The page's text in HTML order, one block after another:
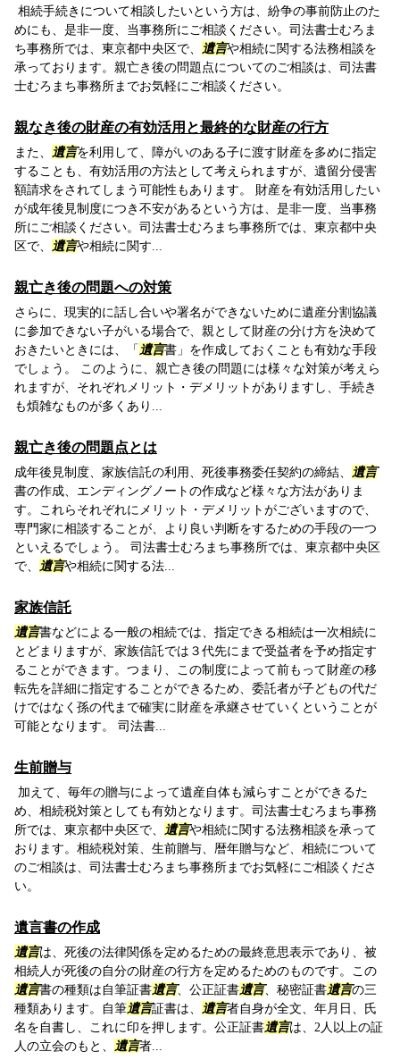
相続手続きについて相談したいという方は、紛争の事前防止のた
めにも、是非一度、当事務所にご相談ください。司法書士むろま
ち事務所では、東京都中央区で、
遺言や相続に関する法務相談を
承っております。親亡き後の問題点についてのご相談は、司法書
士むろまち事務所までお気軽にご相談ください。
親なき後の財産の有効活用と最終的な財産の行方
また、 遺言を利用して、障がいのある子に渡す財産を多めに指定
することも、有効活用の方法として考えられますが、遺留分侵害
額請求をされてしまう可能性もあります。 財産を有効活用したい
が成年後見制度につき不安があるという方は、是非一度、当事務
所にご相談ください。司法書士むろまち事務所では、東京都中央
区で、
遺言や相続に関す...
親亡き後の問題への対策
さらに、現実的に話し合いや署名ができないために遺産分割協議
に参加できない子がいる場合で、親として財産の分け方を決めて
おきたいときには、「 遺言書」を作成しておくことも有効な手段
でしょう。 このように、親亡き後の問題には様々な対策が考えら
れますが、それぞれメリット・デメリットがありますし、手続き
も煩雑なものが多くあり...
親亡き後の問題点とは
成年後見制度、家族信託の利用、死後事務委任契約の締結、
遺言
書の作成、エンディングノートの作成など様々な方法がありま
す。これらそれぞれにメリット・デメリットがございますので、
専門家に相談することが、より良い判断をするための手段の一つ
といえるでしょう。 司法書士むろまち事務所では、東京都中央区
で、
遺言や相続に関する法...
家族信託
遺言書などによる一般の相続では、指定できる相続は一次相続に
とどまりますが、家族信託では３代先にまで受益者を予め指定す
ることができます。つまり、この制度によって前もって財産の移
転先を詳細に指定することができるため、委託者が子どもの代だ
けではなく孫の代まで確実に財産を承継させていくということが
可能となります。 司法書...
生前贈与
加えて、毎年の贈与によって遺産自体も減らすことができるた
め、相続税対策としても有効となります。司法書士むろまち事務
所では、東京都中央区で、
遺言や相続に関する法務相談を承って
おります。相続税対策、生前贈与、暦年贈与など、相続について
のご相談は、司法書士むろまち事務所までお気軽にご相談くださ
い。
遺言書の作成
遺言は、死後の法律関係を定めるための最終意思表示であり、被
相続人が死後の自分の財産の行方を定めるためのものです。この
遺言書の種類は自筆証書遺言、公正証書遺言、秘密証書遺言の三
種類あります。自筆遺言証書は、 遺言者自身が全文、年月日、氏
名を自書し、これに印を押します。公正証書遺言は、2人以上の証
人の立会のもと、
遺言者...